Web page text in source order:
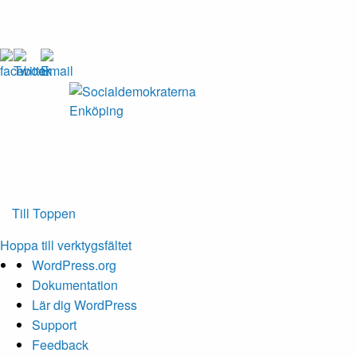
Enköping
Till Toppen
Hoppa till verktygsfältet
Om
WordPress
WordPress.org
Dokumentation
Lär dig WordPress
Support
Feedback